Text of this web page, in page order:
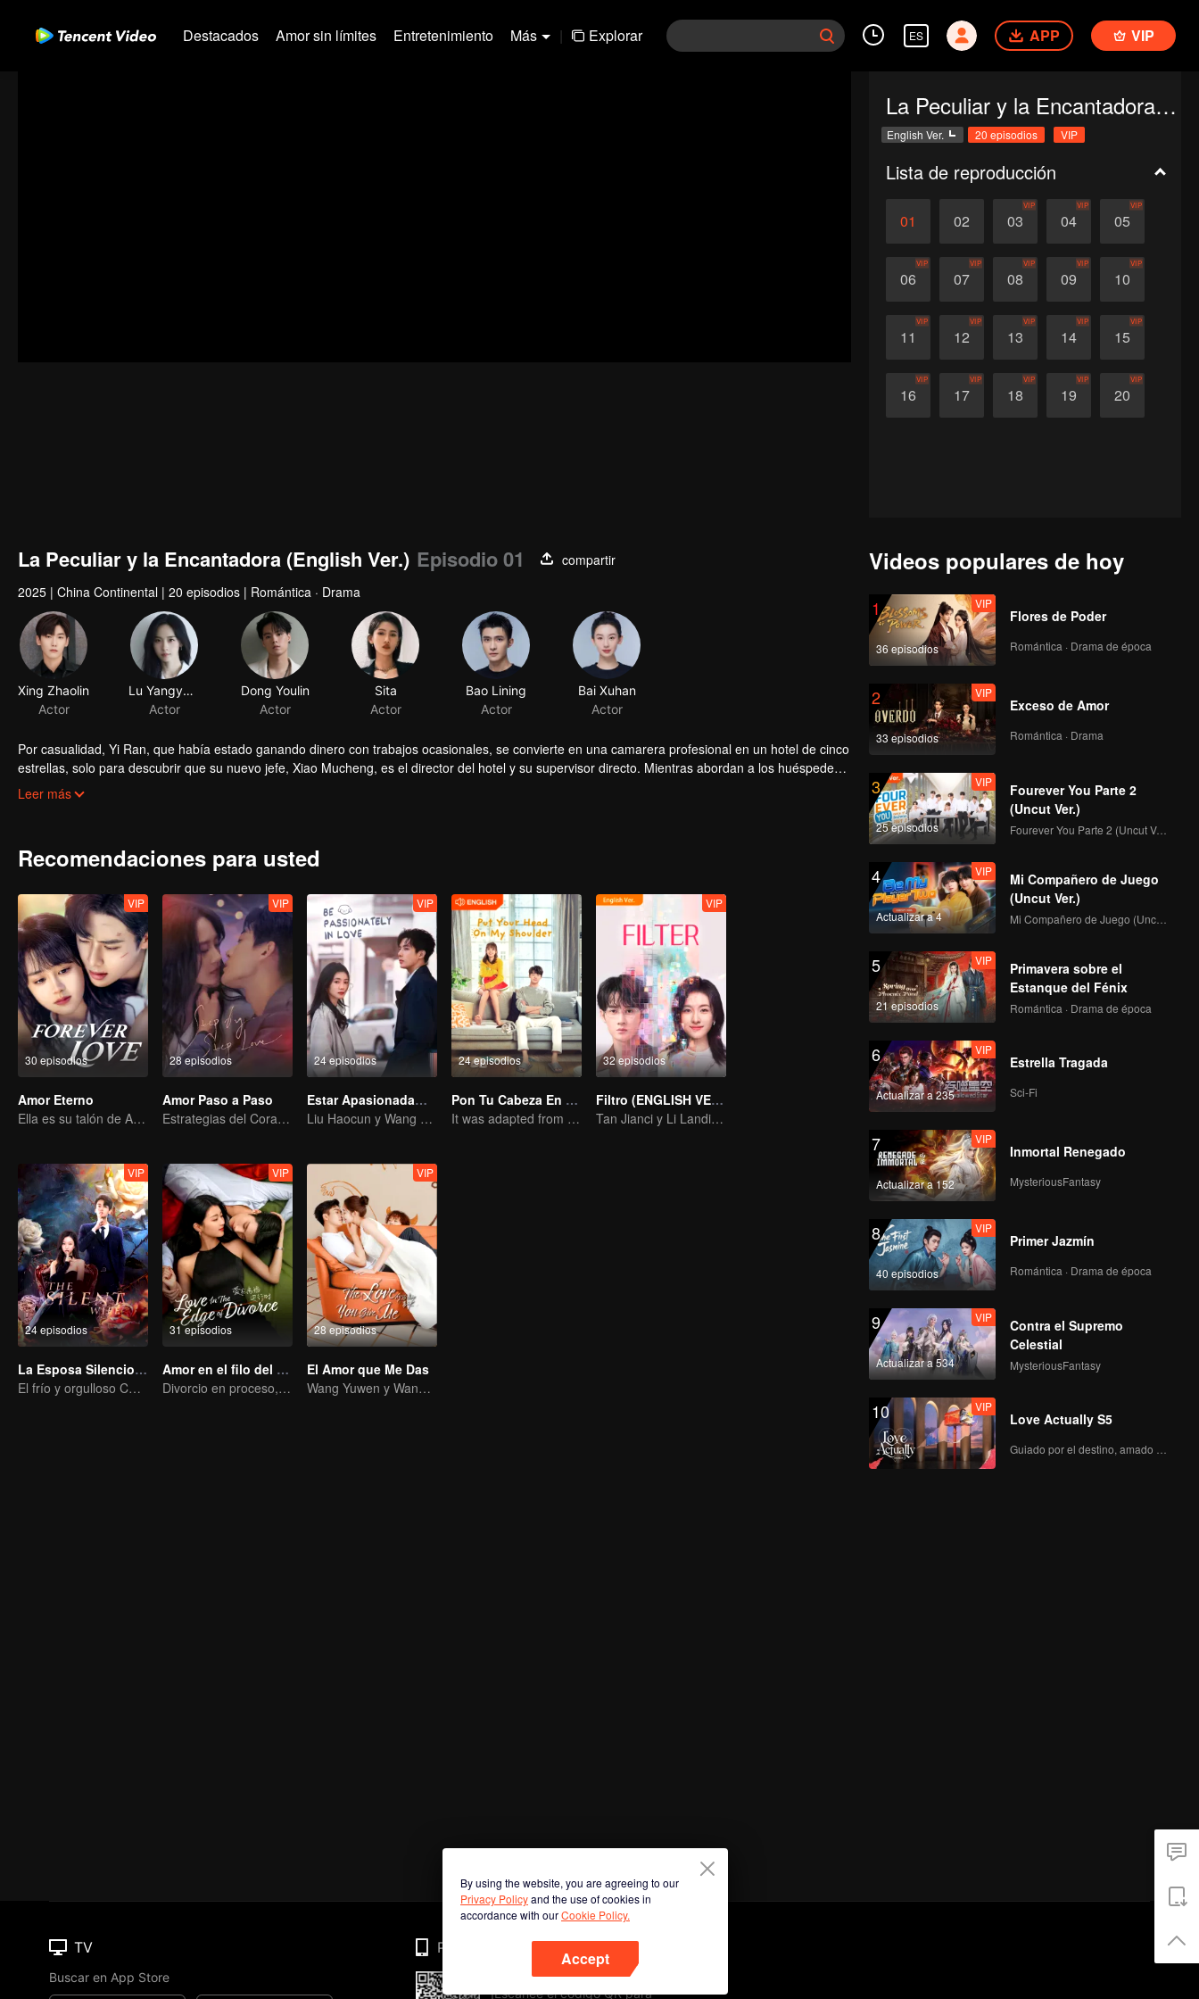
Destacados Amor sin límites Entretenimiento Más | Explorar ES APP VIP
La Peculiar y la Encantadora (English Ver.)
English Ver. 20 episodios VIP
Lista de reproducción
01 02 03
VIP
04
VIP
05
VIP
06
VIP
07
VIP
08
VIP
09
VIP
10
VIP
11
VIP
12
VIP
13
VIP
14
VIP
15
VIP
16
VIP
17
VIP
18
VIP
19
VIP
20
VIP
La Peculiar y la Encantadora (English Ver.) Episodio 01
compartir
2025 | China Continental | 20 episodios | Romántica · Drama
Xing Zhaolin
Actor
Lu Yangyang
Actor
Dong Youlin
Actor
Sita
Actor
Bao Lining
Actor
Bai Xuhan
Actor
Por casualidad, Yi Ran, que había estado ganando dinero con trabajos ocasionales, se convierte en una camarera profesional en un hotel de cinco
estrellas, solo para descubrir que su nuevo jefe, Xiao Mucheng, es el director del hotel y su supervisor directo. Mientras abordan a los huéspedes
extravagantes y los problemas comerciales del hotel, Yi Ran y Xiao Mucheng chocan, pero gradualmente se acercan a pesar de sus diferencias.
Leer más
Recomendaciones para usted
30 episodios
VIP
Amor Eterno
Ella es su talón de Aquiles y su armadura.
28 episodios
VIP
Amor Paso a Paso
Estrategias del Corazón
24 episodios
VIP
Estar Apasionadamente Enamorado (English Ver.)
Liu Haocun y Wang Anyu protagonizaron una historia de amor juvenil y pura.
24 episodios
Pon Tu Cabeza En Mi Hombro
It was adapted from the same series of novels as "A Love so Beautiful"
32 episodios
VIP
Filtro (ENGLISH VER.)
Tan Jianci y Li Landi: Una "vida de mil facetas"
24 episodios
VIP
La Esposa Silenciosa
El frío y orgulloso CEO persigue a su dulce esposa muda
31 episodios
VIP
Amor en el filo del divorcio
Divorcio en proceso, el corazón se conmueve en el momento justo
28 episodios
VIP
El Amor que Me Das
Wang Yuwen y Wang Ziqi vuelven a trabajar como pareja
Videos populares de hoy
1
36 episodios
VIP
Flores de Poder
Romántica · Drama de época
2
33 episodios
VIP
Exceso de Amor
Romántica · Drama
3
25 episodios
VIP
Fourever You Parte 2
(Uncut Ver.)
Fourever You Parte 2 (Uncut Ver.)
4
Actualizar a 4
VIP
Mi Compañero de Juego
(Uncut Ver.)
Mi Compañero de Juego (Uncut Ver.)
5
21 episodios
VIP
Primavera sobre el
Estanque del Fénix
Romántica · Drama de época
6
Actualizar a 235
VIP
Estrella Tragada
Sci-Fi
7
Actualizar a 152
VIP
Inmortal Renegado
MysteriousFantasy
8
40 episodios
VIP
Primer Jazmín
Romántica · Drama de época
9
Actualizar a 534
VIP
Contra el Supremo
Celestial
MysteriousFantasy
10 VIP
Love Actually S5
By using the website, you are agreeing to our
Privacy Policyand the use of cookies in
accordance with ourCookie Policy.
Accept
TV
Buscar en App Store
Phone
¡Escanee el código QR para